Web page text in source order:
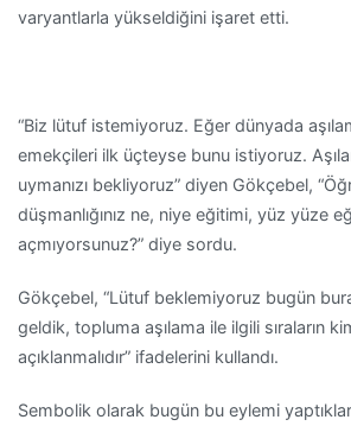
varyantlarla yükseldiğini işaret etti.
“Biz lütuf istemiyoruz. Eğer dünyada
emekçileri ilk üçteyse bunu istiyoruz.
uymanızı bekliyoruz” diyen Gökçebel,
düşmanlığınız ne, niye eğitimi, yüz yüze
açmıyorsunuz?” diye sordu.
Gökçebel, “Lütuf beklemiyoruz bugün
geldik, topluma aşılama ile ilgili sıraların
açıklanmalıdır” ifadelerini kullandı.
Sembolik olarak bugün bu eylemi